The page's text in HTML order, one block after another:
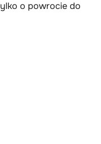
o powrocie do